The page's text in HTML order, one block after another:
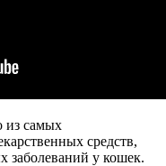
из самых
средств,
заболеваний у кошек.